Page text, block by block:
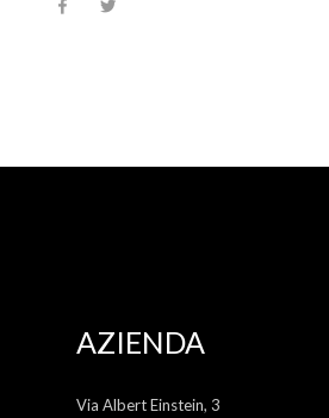
AZIENDA
Via Albert Einstein, 3